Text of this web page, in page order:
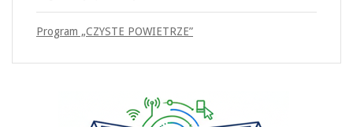
Program „CZYSTE POWIETRZE”